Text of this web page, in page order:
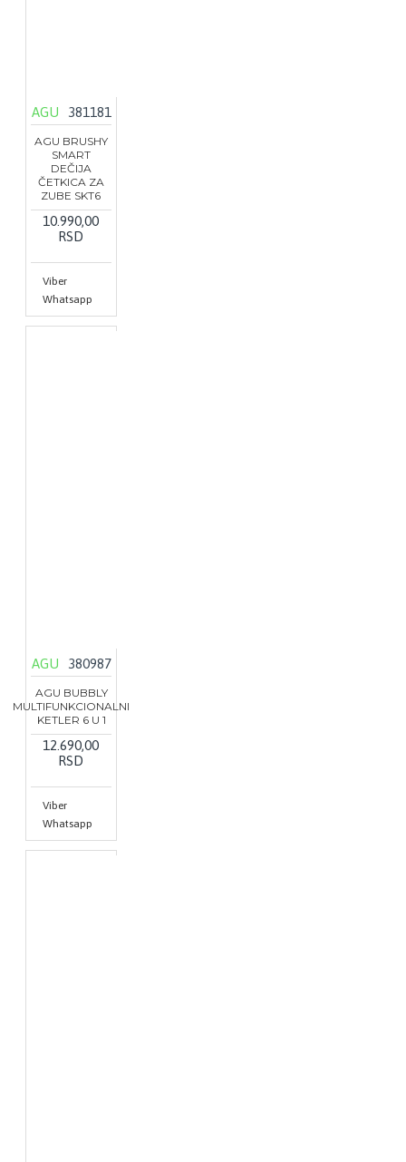
AGU 381181
AGU BRUSHY
SMART
DEČIJA
ČETKICA ZA
ZUBE SKT6
10.990,00
RSD
Viber
Whatsapp
AGU 380987
AGU BUBBLY
MULTIFUNKCIONALNI
KETLER 6 U 1
12.690,00
RSD
Viber
Whatsapp